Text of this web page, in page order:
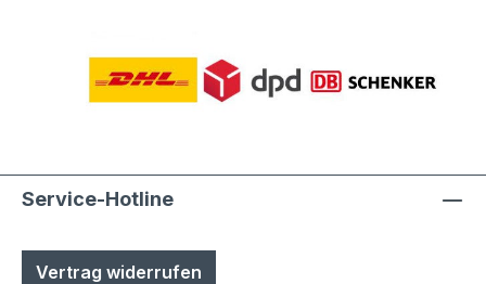
Service-Hotline
Vertrag widerrufen